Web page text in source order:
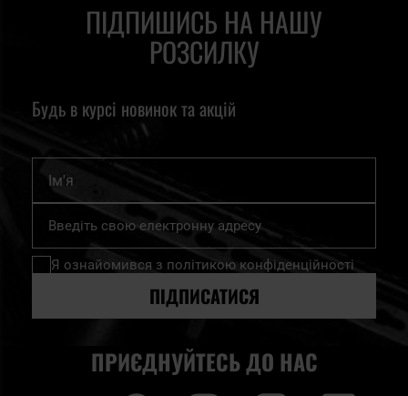
ПІДПИШИСЬ НА НАШУ
РОЗСИЛКУ
Будь в курсі новинок та акцій
Підпишіться
нашу
розсилку
Я ознайомився з політикою конфіденційності
ПІДПИСАТИСЯ
ПРИЄДНУЙТЕСЬ ДО НАС